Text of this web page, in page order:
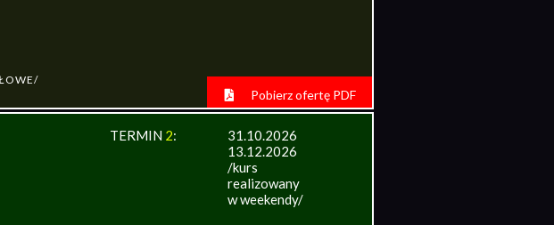
Pobierz ofertę PDF
TERMIN 2:
31.10.2026
13.12.2026
/kurs
realizowany
w weekendy/